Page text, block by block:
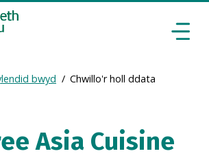
bwyd Chwillo'r holl ddata
Asia Cuisine